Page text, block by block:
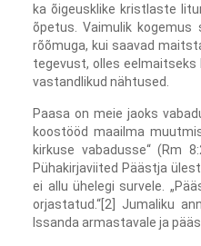
ka õigeusklike kristlaste
õpetus. Vaimulik kogemus
rõõmuga, kui saavad
tegevust, olles eelmaitseks
vastandlikud nähtused.
Paasa on meie jaoks
koostööd maailma
kirkuse vabadusse“ (Rm
Pühakirjaviited Päästja
ei allu ühelegi survele.
orjastatud.“[2] Jumaliku
Issanda armastavale ja